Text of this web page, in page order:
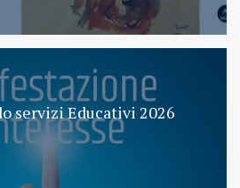
servizi Educativi 2026